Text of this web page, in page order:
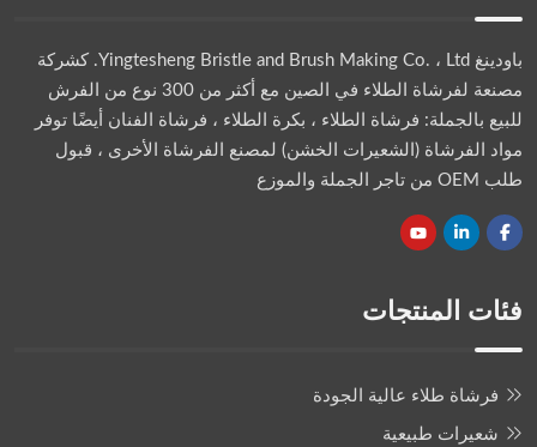
باودينغ Yingtesheng Bristle and Brush Making Co. ، Ltd.
كشركة
مصنعة لفرشاة الطلاء في الصين مع أكثر من 300 نوع من الفرش
للبيع بالجملة: فرشاة الطلاء ، بكرة الطلاء ، فرشاة الفنان أيضًا توفر
مواد الفرشاة (الشعيرات الخشن) لمصنع الفرشاة الأخرى ، قبول
طلب OEM من تاجر الجملة والموزع
فئات المنتجات
فرشاة طلاء عالية الجودة
شعيرات طبيعية